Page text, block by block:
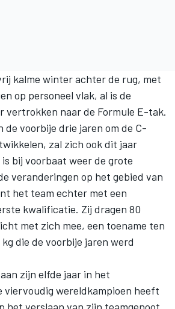
kalme winter achter de rug, met
op personeel vlak, al is de
vertrokken naar de Formule E-tak.
de voorbije drie jaren om de C-
zal zich ook dit jaar
bij voorbaat weer de grote
veranderingen op het gebied van
het team echter met een
kwalificatie. Zij dragen 80
met zich mee, een toename ten
die de voorbije jaren werd
zijn elfde jaar in het
viervoudig wereldkampioen heeft